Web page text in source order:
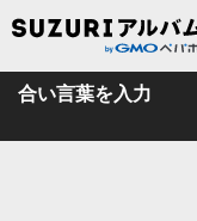
合い言葉を入力